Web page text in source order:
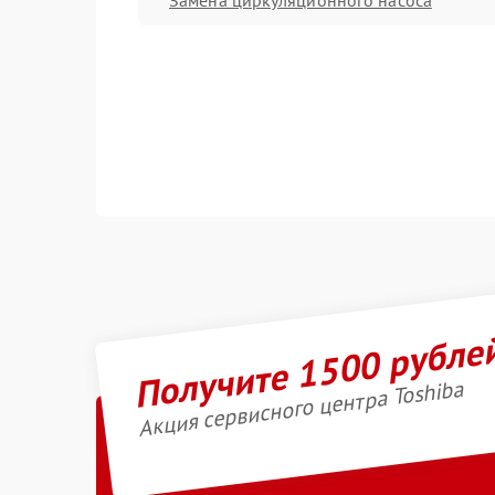
Получите 1500
Акция сервисного центра Toshiba